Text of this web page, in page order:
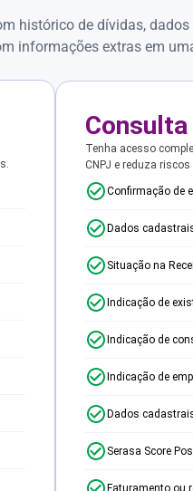
histórico de dívidas,
informações extras em
Tenha acesso
CNPJ e reduza
Confirmação de
Dados
Situação na
Indicação de
Indicação de
Indicação de
Dados
Serasa Score
Faturamento ou